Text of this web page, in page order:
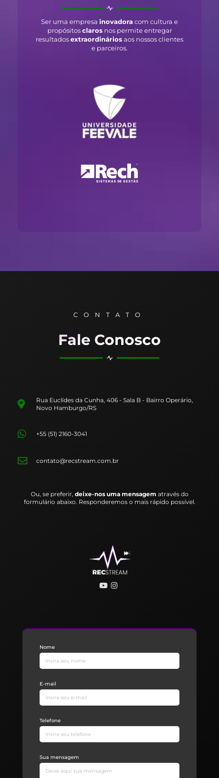
Ser uma empresa inovadoracom cultura e
propósitosclarosnos permite entregar
resultadosextraordináriosaos nossos clientes
e parceiros.
CONTATO
Fale Conosco
Rua Euclídes da Cunha, 406 - Sala B - Bairro Operário,
Novo Hamburgo/RS
+55 (51) 2160-3041
contato@recstream.com.br
Ou, se preferir, deixe-nos uma mensagem através do
formulário abaixo. Responderemos o mais rápido possível.
Nome
E-mail
Telefone
Sua mensagem